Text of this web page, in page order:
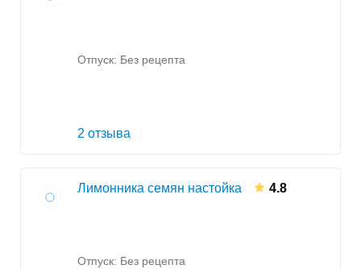
Отпуск: Без рецепта
2 отзыва
Лимонника семян настойка 4.8
Отпуск: Без рецепта